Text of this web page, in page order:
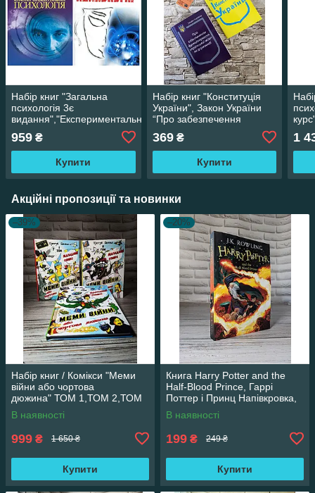
Набір книг "Загальна
психологія 3є
видання","Експериментальна
психологія" Максименко
С.Д.
959 ₴
Купити
Набір книг "Конституція
України", Закон України
“Про забезпечення
української мови як
державної
369₴
Купити
1
Акційні пропозиції та новинки
–39%
Набір книг / Комікси "Меми
війни або чортова
дюжина" ТОМ 1,ТОМ 2,ТОМ
3 Трегуб Ганна
В наявності
999 ₴ 1 650 ₴
Купити
–20%
Книга Harry Potter and the
Half-Blood Prince, Гаррі
Поттер і Принц Напівкровка,
англійською мовою
В наявності
199 ₴ 249 ₴
Купити